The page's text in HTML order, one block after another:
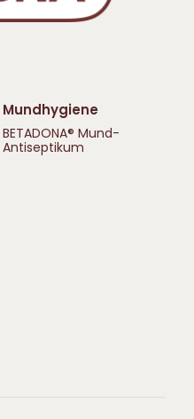
Mundhygiene
BETADONA® Mund-
Antiseptikum